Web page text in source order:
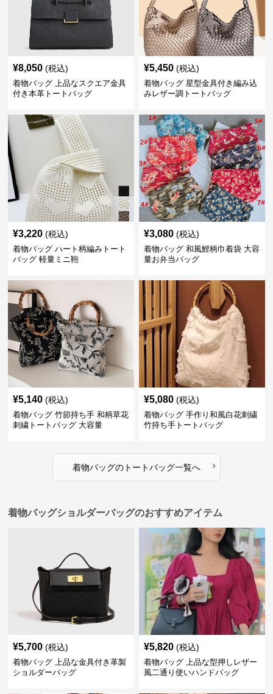
¥8,050 (税込)
着物バッグ 上品なスクエア金具
付き本革トートバッグ
¥5,450 (税込)
着物バッグ 星型金具付き編み込
みレザー調トートバッグ
¥3,220 (税込)
着物バッグ ハート柄編みトート
バッグ 軽量ミニ鞄
¥3,080 (税込)
着物バッグ 和風鯉柄巾着袋 大容
量お弁当バッグ
¥5,140 (税込)
着物バッグ 竹節持ち手 和柄草花
刺繍トートバッグ 大容量
¥5,080 (税込)
着物バッグ 手作り和風白花刺繍
竹持ち手トートバッグ
着物バッグのトートバッグ一覧へ ›
着物バッグショルダーバッグのおすすめアイテム
¥5,700 (税込)
着物バッグ 上品な金具付き革製
ショルダーバッグ
¥5,820 (税込)
着物バッグ 上品な型押しレザー
風二通り使いハンドバッグ